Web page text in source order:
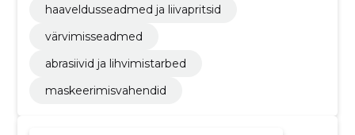
haaveldusseadmed ja liivapritsid
värvimisseadmed
abrasiivid ja lihvimistarbed
maskeerimisvahendid